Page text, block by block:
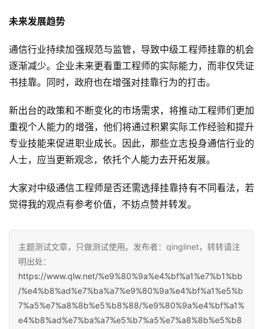
未来发展趋势
通信行业持续加强规范与监管，导致中级工程师挂靠的机会
逐渐减少。企业未来更看重工程师的实际能力，而非仅凭证
书挂靠。同时，政府也在增强对挂靠行为的打击。
新出台的政策和不断变化的市场需求，将推动工程师们更加
重视个人能力的增强，他们将通过积累实际工作经验和提升
专业技能来促进职业成长。因此，那些立志投身通信行业的
人士，应当更新观念，依托个人能力去开拓发展。
大家对中级通信工程师是否还需选择挂靠持有不同看法，若
觉得我的观点有参考价值，不妨点赞并转发。
主题测试文章，只做测试使用。发布者：qinglinet，转转请注
明出处：
https://www.qlw.net/%e9%80%9a%e4%bf%a1%e7%b1%bb
/%e4%b8%ad%e7%ba%a7%e9%80%9a%e4%bf%a1%e5%b
7%a5%e7%a8%8b%e5%b8%88/%e9%80%9a%e4%bf%a1%
e4%b8%ad%e7%ba%a7%e5%b7%a5%e7%a8%8b%e5%b8